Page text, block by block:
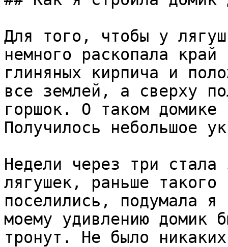
Для того, чтобы у
немного раскопала
глиняных кирпича и
все землей, а сверху
горшок. О таком домике
Получилось небольшое
Недели через три стала
лягушек, раньше
поселились, подумала
моему удивлению домик
тронут. Не было